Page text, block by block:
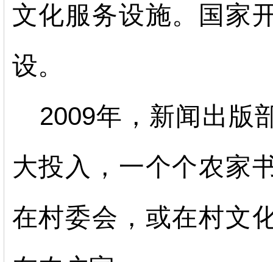
文化服务设施。国家
设。
2009年，新闻出版
大投入，一个个农家
在村委会，或在村文